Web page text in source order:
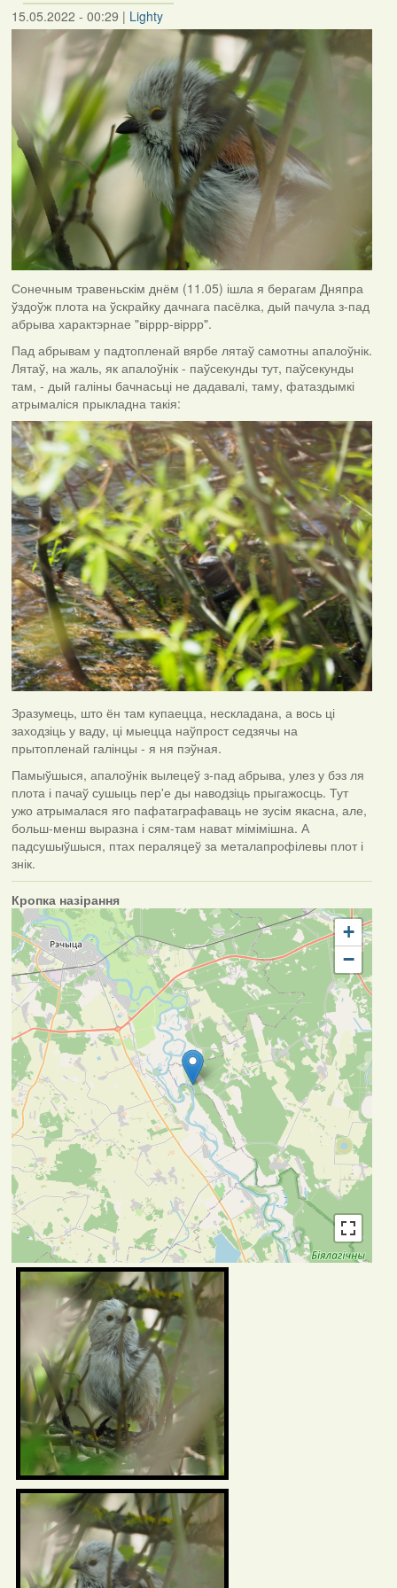
15.05.2022 - 00:29 | Lighty
Сонечным травеньскім днём (11.05) ішла я берагам Дняпра
ўздоўж плота на ўскрайку дачнага пасёлка, дый пачула з-пад
абрыва характэрнае "віррр-віррр".
Пад абрывам у падтопленай вярбе лятаў самотны апалоўнік.
Лятаў, на жаль, як апалоўнік - паўсекунды тут, паўсекунды
там, - дый галіны бачнасьці не дадавалі, таму, фатаздымкі
атрымаліся прыкладна такія:
Зразумець, што ён там купаецца, нескладана, а вось ці
заходзіць у ваду, ці мыецца наўпрост седзячы на
прытопленай галінцы - я ня пэўная.
Памыўшыся, апалоўнік вылецеў з-пад абрыва, улез у бэз ля
плота і пачаў сушыць пер'е ды наводзіць прыгажосць. Тут
ужо атрымалася яго пафатаграфаваць не зусім якасна, але,
больш-менш выразна і сям-там нават мімімішна. А
падсушыўшыся, птах пераляцеў за металапрофілевы плот і
знік.
Кропка назірання
+
−
Фотаздымкі